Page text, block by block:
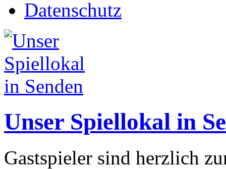
Datenschutz
Unser Spiellokal in
Gastspieler sind herzlich